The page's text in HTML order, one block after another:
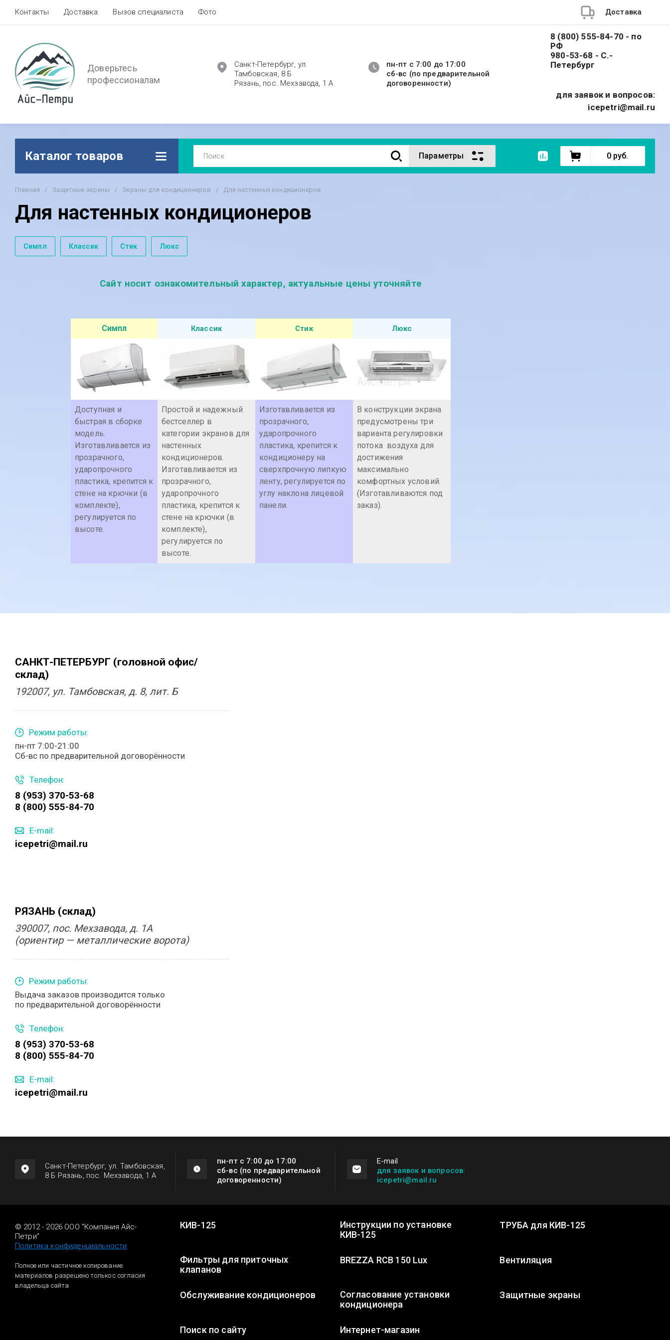
Контакты Доставка Вызов специалиста Фото Доставка
Доверьтесь
профессионалам
Санкт-Петербург, ул.
Тамбовская, 8 Б
Рязань, пос. Мехзавода, 1 А
пн-пт с 7:00 до 17:00
сб-вс (по предварительной
договоренности)
8 (800) 555-84-70 - по
РФ
980-53-68 - С.-
Петербург
для заявок и вопросов:
icepetri@mail.ru
Каталог товаров Параметры 0 руб.
Главная / Защитные экраны / Экраны для кондиционеров / Для настенных кондиционеров
Для настенных кондиционеров
Симпл Классик Стик Люкс
Сайт носит ознакомительный характер, актуальные цены уточняйте
Симпл Классик Стик Люкс
Доступная и
быстрая в сборке
модель.
Изготавливается из
прозрачного,
ударопрочного
пластика, крепится к
стене на крючки (в
комплекте),
регулируется по
высоте.
Простой и надежный
бестселлер в
категории экранов для
настенных
кондиционеров.
Изготавливается из
прозрачного,
ударопрочного
пластика, крепится к
стене на крючки (в
комплекте),
регулируется по
высоте.
Изготавливается из
прозрачного,
ударопрочного
пластика, крепится к
кондиционеру на
сверхпрочную липкую
ленту, регулируется по
углу наклона лицевой
панели.
В конструкции экрана
предусмотрены три
варианта регулировки
потока воздуха для
достижения
максимально
комфортных условий.
(Изготавливаются под
заказ).
САНКТ-ПЕТЕРБУРГ (головной офис/
склад)
192007, ул. Тамбовская, д. 8, лит. Б
Режим работы:
пн-пт 7:00-21:00
Сб-вс по предварительной договорённости
Телефон:
8 (953) 370-53-68
8 (800) 555-84-70
E-mail:
icepetri@mail.ru
РЯЗАНЬ (склад)
390007, пос. Мехзавода, д. 1А
(ориентир — металлические ворота)
Режим работы:
Выдача заказов производится только
по предварительной договорённости
Телефон:
8 (953) 370-53-68
8 (800) 555-84-70
E-mail:
icepetri@mail.ru
Санкт-Петербург, ул. Тамбовская,
8 Б Рязань, пос. Мехзавода, 1 А
пн-пт с 7:00 до 17:00
сб-вс (по предварительной
договоренности)
Е-mail
для заявок и вопросов:
icepetri@mail.ru
© 2012 - 2026 ООО "Компания Айс-
Петри"
Политика конфиденциальности
Полное или частичное копирование
материалов разрешено только с согласия
владельца сайта
КИВ-125
Инструкции по установке
КИВ-125
ТРУБА для КИВ-125
Фильтры для приточных
клапанов
BREZZA RCB 150 Lux Вентиляция
Обслуживание кондиционеров
Согласование установки
кондиционера
Защитные экраны
Поиск по сайту Интернет-магазин